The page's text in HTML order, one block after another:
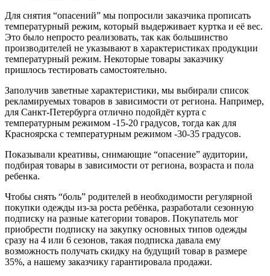
Для снятия “опасений” мы попросили заказчика прописать
температурный режим, который выдерживает куртка и её вес.
Это было непросто реализовать, так как большинство
производителей не указывают в характеристиках продукции
температурный режим. Некоторые товары заказчику
пришлось тестировать самостоятельно.
Заполучив заветные характеристики, мы выбирали список
рекламируемых товаров в зависимости от региона. Например,
для Санкт-Петербурга отлично подойдёт курта с
температурным режимом -15-20 градусов, тогда как для
Красноярска с температурным режимом -30-35 градусов.
Показывали креативы, снимающие “опасение” аудитории,
подбирая товары в зависимости от региона, возраста и пола
ребенка.
Чтобы снять “боль” родителей в необходимости регулярной
покупки одежды из-за роста ребёнка, разработали сезонную
подписку на разные категории товаров. Покупатель мог
приобрести подписку на закупку основных типов одежды
сразу на 4 или 6 сезонов, такая подписка давала ему
возможность получать скидку на будущий товар в размере
35%, а нашему заказчику гарантировала продажи.